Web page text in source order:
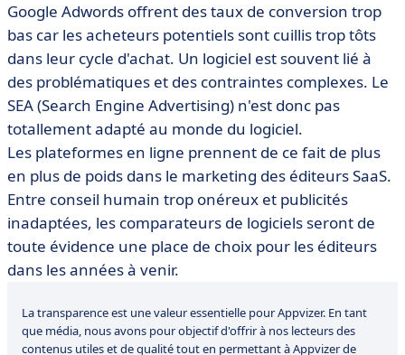
Google Adwords offrent des taux de conversion trop
bas car les acheteurs potentiels sont cuillis trop tôts
dans leur cycle d'achat. Un logiciel est souvent lié à
des problématiques et des contraintes complexes. Le
SEA (Search Engine Advertising) n'est donc pas
totallement adapté au monde du logiciel.
Les plateformes en ligne prennent de ce fait de plus
en plus de poids dans le marketing des éditeurs SaaS.
Entre conseil humain trop onéreux et publicités
inadaptées, les comparateurs de logiciels seront de
toute évidence une place de choix pour les éditeurs
dans les années à venir.
La transparence est une valeur essentielle pour Appvizer. En tant
que média, nous avons pour objectif d'offrir à nos lecteurs des
contenus utiles et de qualité tout en permettant à Appvizer de